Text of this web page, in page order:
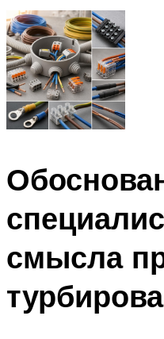
смысла